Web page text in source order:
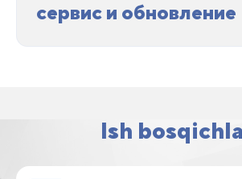
сервис и обновление
Ish